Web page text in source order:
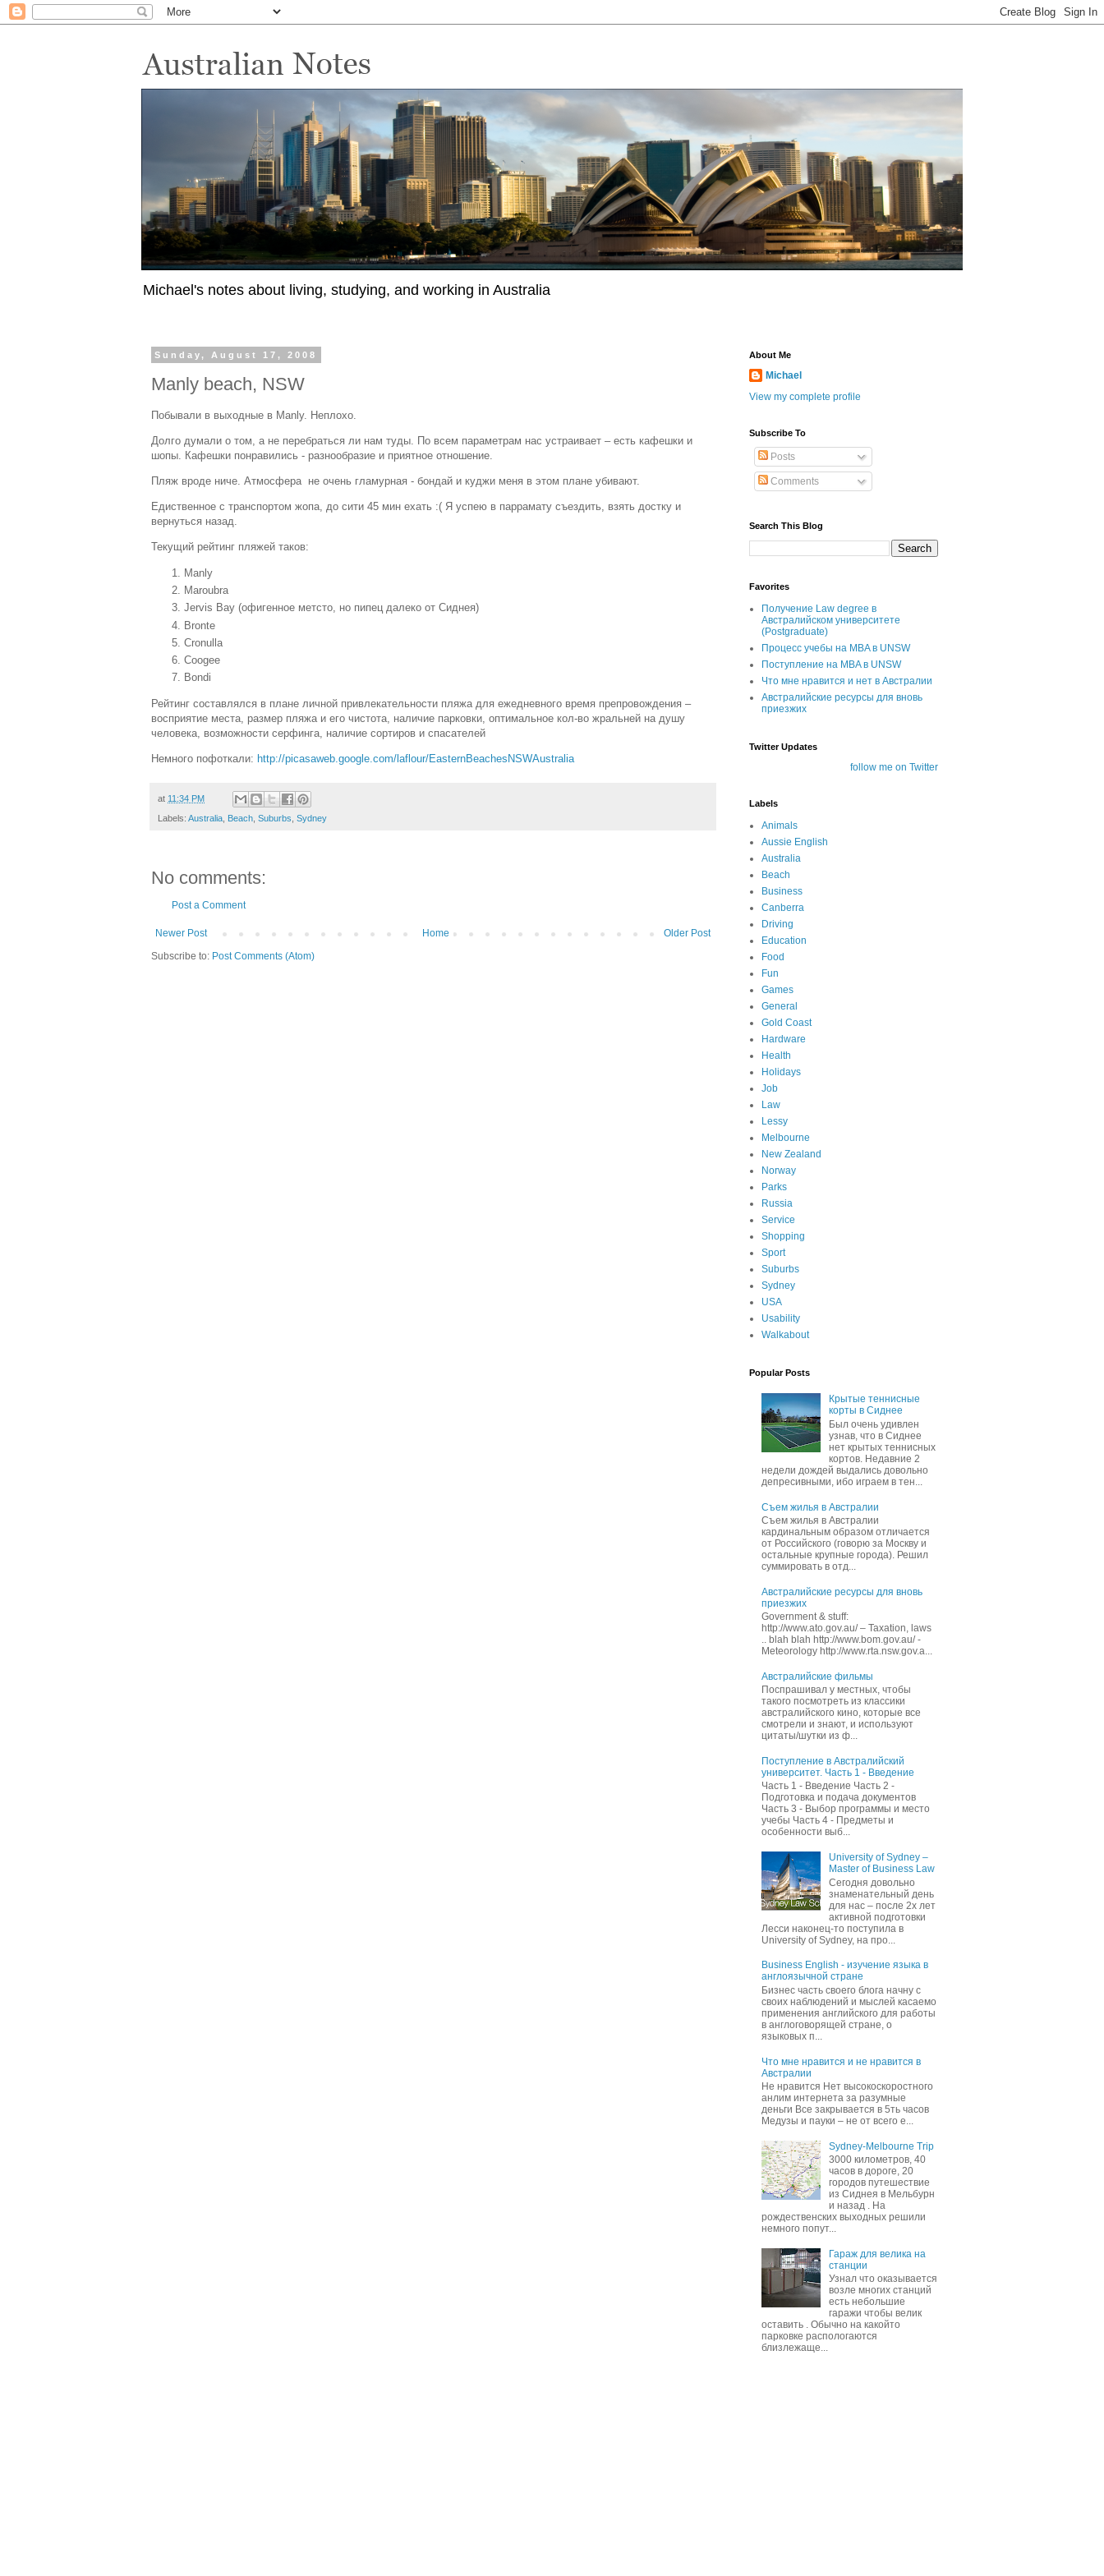
Michael's notes about living, studying, and working in Australia
Sunday, August 17, 2008
Manly beach, NSW
Побывали в выходные в Manly. Неплохо.
Долго думали о том, а не перебраться ли нам туды. По всем параметрам нас устраивает – есть кафешки и
шопы. Кафешки понравились - разнообразие и приятное отношение.
Пляж вроде ниче. Атмосфера не очень гламурная - бондай и куджи меня в этом плане убивают.
Едиственное с транспортом жопа, до сити 45 мин ехать :( Я успею в паррамату съездить, взять достку и
вернуться назад.
Текущий рейтинг пляжей таков:
Manly
Maroubra
Jervis Bay (офигенное метсто, но пипец далеко от Сиднея)
Bronte
Cronulla
Coogee
Bondi
Рейтинг составлялся в плане личной привлекательности пляжа для ежедневного время препровождения –
восприятие места, размер пляжа и его чистота, наличие парковки, оптимальное кол-во жральней на душу
человека, возможности серфинга, наличие сортиров и спасателей
Немного пофоткали: http://picasaweb.google.com/laflour/EasternBeachesNSWAustralia
at 11:34 PM
Labels: Australia Beach Suburbs Sydney
No comments:
Post a Comment
Newer Post Older Post
Home
Subscribe to: Post Comments (Atom)
About Me
Michael
View my complete profile
Subscribe To
Posts
Comments
Search This Blog
Favorites
Получение Law degree в
Австралийском университете
(Postgraduate)
Процесс учебы на MBA в UNSW
Поступление на MBA в UNSW
Что мне нравится и нет в Австралии
Австралийские ресурсы для вновь
приезжих
Twitter Updates
follow me on Twitter
Labels
Animals
Aussie English
Australia
Beach
Business
Canberra
Driving
Education
Food
Fun
Games
General
Gold Coast
Hardware
Health
Holidays
Job
Law
Lessy
Melbourne
New Zealand
Norway
Parks
Russia
Service
Shopping
Sport
Suburbs
Sydney
USA
Usability
Walkabout
Popular Posts
Крытые теннисные
корты в Сиднее
Был очень удивлен
узнав, что в Сиднее
нет крытых теннисных
кортов. Недавние 2
недели дождей выдались довольно
депресивными, ибо играем в тен...
Съем жилья в Австралии
Съем жилья в Австралии
кардинальным образом отличается
от Российского (говорю за Москву и
остальные крупные города). Решил
суммировать в отд...
Австралийские ресурсы для вновь
приезжих
Government & stuff:
http://www.ato.gov.au/ – Taxation, laws
.. blah blah http://www.bom.gov.au/ -
Meteorology http://www.rta.nsw.gov.a...
Австралийские фильмы
Поспрашивал у местных, чтобы
такого посмотреть из классики
австралийского кино, которые все
смотрели и знают, и иcпользуют
цитаты/шутки из ф...
Поступление в Австралийский
университет. Часть 1 - Введение
Часть 1 - Введение Часть 2 -
Подготовка и подача документов
Часть 3 - Выбор программы и место
учебы Часть 4 - Предметы и
особенности выб...
University of Sydney –
Master of Business Law
Сегодня довольно
знаменательный день
для нас – после 2х лет
активной подготовки
Лесси наконец-то поступила в
University of Sydney, на про...
Business English - изучение языка в
англоязычной стране
Бизнес часть своего блога начну c
своих наблюдений и мыслей касаемо
применения английского для работы
в англоговорящей стране, о
языковых п...
Что мне нравится и не нравится в
Австралии
Не нравится Нет высокоскоростного
анлим интернета за разумные
деньги Все закрывается в 5ть часов
Медузы и пауки – не от всего е...
Sydney-Melbourne Trip
3000 километров, 40
часов в дороге, 20
городов путешествие
из Сиднея в Мельбурн
и назад . На
рождественских выходных решили
немного попут...
Гараж для велика на
станции
Узнал что оказывается
возле многих станций
есть небольшие
гаражи чтобы велик
оставить . Обычно на какойто
парковке распологаются
близлежаще...